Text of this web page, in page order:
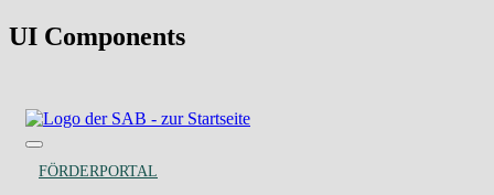
UI Components
FÖRDERPORTAL